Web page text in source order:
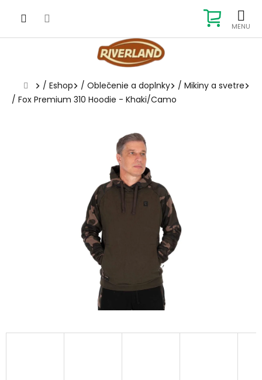
KOŠÍK
Domov
/ Eshop / Oblečenie a doplnky / Mikiny a svetre
/ Fox Premium 310 Hoodie - Khaki/Camo